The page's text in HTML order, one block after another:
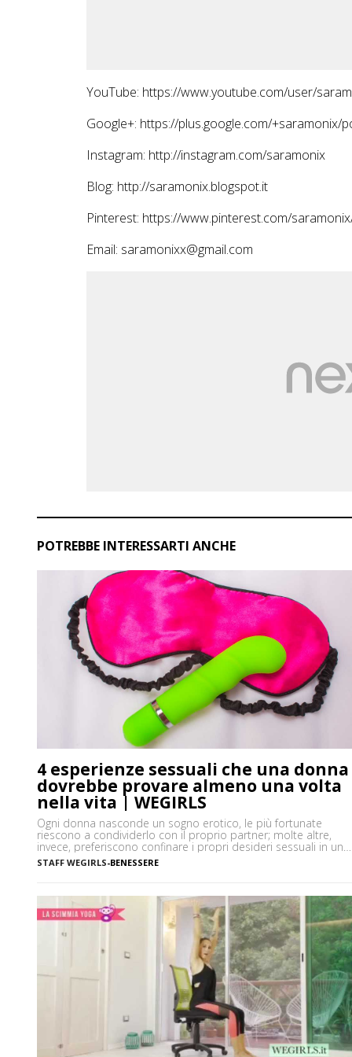
YouTube: https://www.youtube.com/user/
Google+: https://plus.google.com/+saramonix/
Instagram: http://instagram.com/saramonix
Blog: http://saramonix.blogspot.it
Pinterest: https://www.pinterest.com/
Email: saramonixx@gmail.com
POTREBBE INTERESSARTI ANCHE
4 esperienze sessuali che una donna
dovrebbe provare almeno una volta
nella vita | WEGIRLS
Ogni donna nasconde un sogno erotico, le più fortunate
riescono a condividerlo con il proprio partner; molte altre,
invece, preferiscono confinare i propri desideri sessuali in un
angolino della mente, talvolta per imbarazzo o per il timore di
essere giudicate negativamente. La verità è che avere fantasie
STAFF WEGIRLS-BENESSERE